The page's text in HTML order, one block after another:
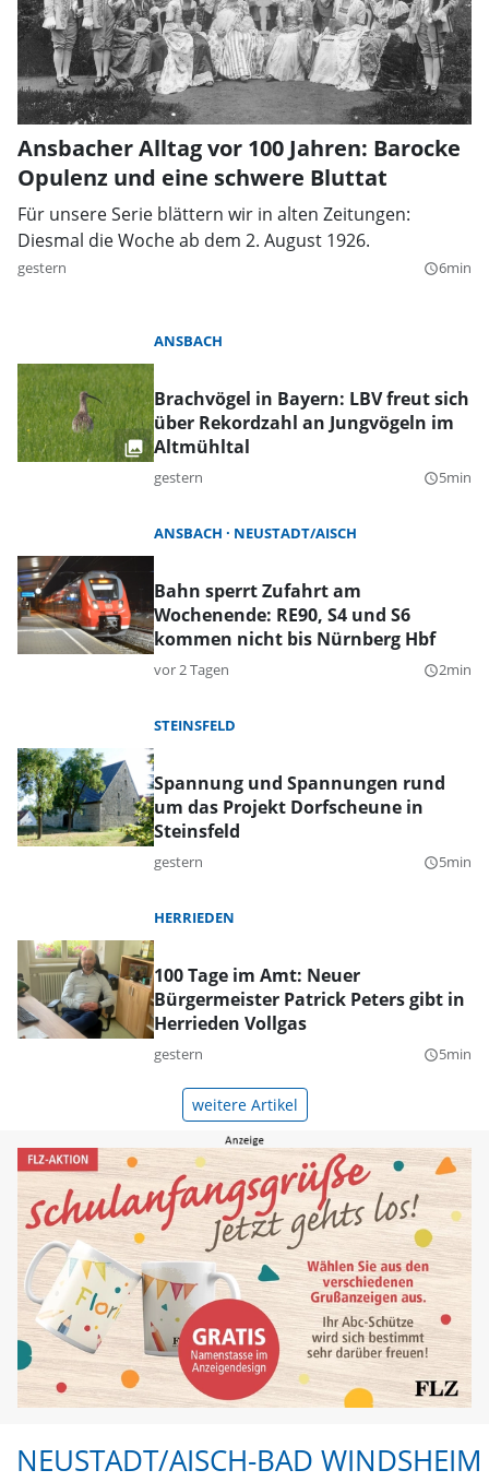
Ansbacher Alltag vor 100 Jahren: Barocke
Opulenz und eine schwere Bluttat
Für unsere Serie blättern wir in alten Zeitungen:
Diesmal die Woche ab dem 2. August 1926.
gestern query_builder6min
ANSBACH
Brachvögel in Bayern: LBV freut sich
über Rekordzahl an Jungvögeln im
Altmühltal
gestern query_builder5min
ANSBACH NEUSTADT/AISCH
Bahn sperrt Zufahrt am
Wochenende: RE90, S4 und S6
kommen nicht bis Nürnberg Hbf
vor 2 Tagen query_builder2min
STEINSFELD
Spannung und Spannungen rund
um das Projekt Dorfscheune in
Steinsfeld
gestern query_builder5min
HERRIEDEN
100 Tage im Amt: Neuer
Bürgermeister Patrick Peters gibt in
Herrieden Vollgas
gestern query_builder5min
weitere Artikel
NEUSTADT/AISCH-BAD WINDSHEIM